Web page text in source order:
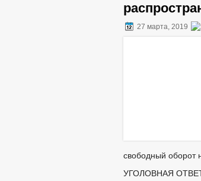
27 марта, 2019
свободный оборот
УГОЛОВНАЯ